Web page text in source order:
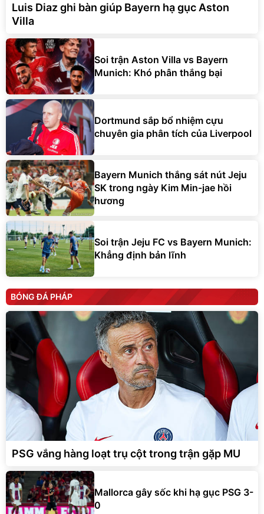
Luis Diaz ghi bàn giúp Bayern hạ gục Aston
Villa
Soi trận Aston Villa vs Bayern
Munich: Khó phân thắng bại
Dortmund sắp bổ nhiệm cựu
chuyên gia phân tích của Liverpool
Bayern Munich thắng sát nút Jeju
SK trong ngày Kim Min-jae hồi
hương
Soi trận Jeju FC vs Bayern Munich:
Khẳng định bản lĩnh
BÓNG ĐÁ PHÁP
PSG vắng hàng loạt trụ cột trong trận gặp MU
Mallorca gây sốc khi hạ gục PSG 3-
0